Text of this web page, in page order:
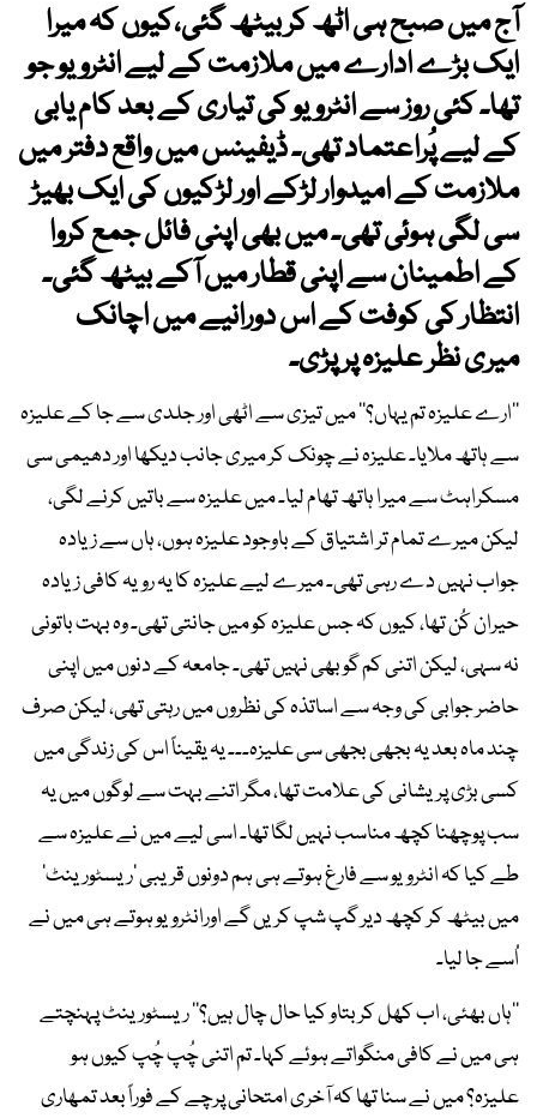
آج میں صبح ہی اٹھ کر بیٹھ گئی،کیوں کہ میرا
ایک بڑے ادارے میں ملازمت کے لیے انٹرویو جو
تھا۔ کئی روز سے انٹرویو کی تیاری کے بعد کام یابی
کے لیے پُراعتماد تھی۔ ڈیفینس میں واقع دفتر میں
ملازمت کے امیدوار لڑکے اور لڑکیوں کی ایک بھیڑ
سی لگی ہوئی تھی۔ میں بھی اپنی فائل جمع کروا
کے اطمینان سے اپنی قطار میں آکے بیٹھ گئی۔
انتظار کی کوفت کے اس دورانیے میں اچانک
میری نظر علیزہ پر پڑی۔
’’ارے علیزہ تم یہاں؟‘‘ میں تیزی سے اٹھی اور جلدی سے جا کے علیزہ
سے ہاتھ ملایا۔ علیزہ نے چونک کر میری جانب دیکھا اور دھیمی سی
مسکراہٹ سے میرا ہاتھ تھام لیا۔ میں علیزہ سے باتیں کرنے لگی،
لیکن میرے تمام تر اشتیاق کے باوجود علیزہ ہوں، ہاں سے زیادہ
جواب نہیں دے رہی تھی۔ میرے لیے علیزہ کا یہ رویہ کافی زیادہ
حیران کُن تھا، کیوں کہ جس علیزہ کو میں جانتی تھی۔ وہ بہت باتونی
نہ سہی، لیکن اتنی کم گو بھی نہیں تھی۔ جامعہ کے دنوں میں اپنی
حاضر جوابی کی وجہ سے اساتذہ کی نظروں میں رہتی تھی، لیکن صرف
چند ماہ بعد یہ بجھی بجھی سی علیزہ۔۔۔ یہ یقیناً اس کی زندگی میں
کسی بڑی پریشانی کی علامت تھا، مگر اتنے بہت سے لوگوں میں یہ
سب پوچھنا کچھ مناسب نہیں لگا تھا۔ اسی لیے میں نے علیزہ سے
طے کیا کہ انٹرویو سے فارغ ہوتے ہی ہم دونوں قریبی ’ریسٹورینٹ‘
میں بیٹھ کر کچھ دیر گپ شپ کریں گے اورانٹرویو ہوتے ہی میں نے
اُسے جا لیا۔
’’ہاں بھئی، اب کھل کر بتاو کیا حال چال ہیں؟‘‘ ریسٹورینٹ پہنچتے
ہی میں نے کافی منگواتے ہوئے کہا۔ تم اتنی چُپ چُپ کیوں ہو
علیزہ؟ میں نے سنا تھا کہ آخری امتحانی پرچے کے فوراً بعد تمھاری